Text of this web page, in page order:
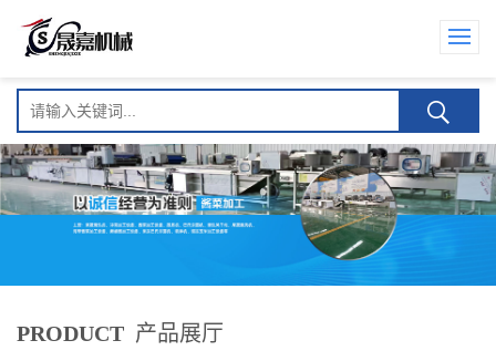
PRODUCT 产品展厅